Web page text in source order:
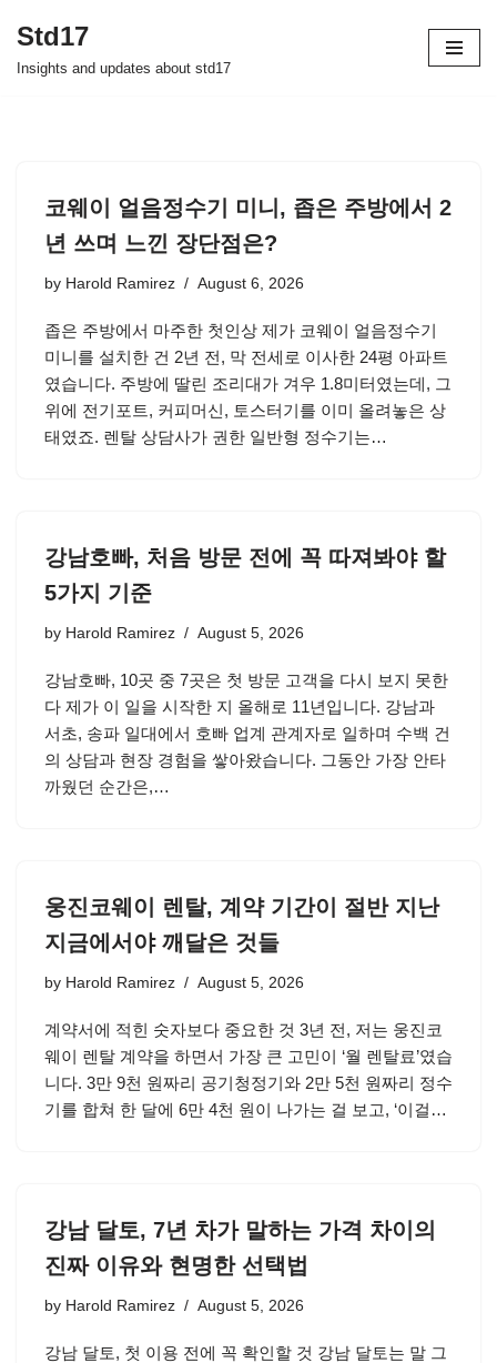
Skip
Std17
Insights and updates about std17
코웨이 얼음정수기 미니, 좁은 주방에서 2
년 쓰며 느낀 장단점은?
by Harold Ramirez August 6, 2026
좁은 주방에서 마주한 첫인상 제가 코웨이 얼음정수기
미니를 설치한 건 2년 전, 막 전세로 이사한 24평 아파트
였습니다. 주방에 딸린 조리대가 겨우 1.8미터였는데, 그
위에 전기포트, 커피머신, 토스터기를 이미 올려놓은 상
태였죠. 렌탈 상담사가 권한 일반형 정수기는…
강남호빠, 처음 방문 전에 꼭 따져봐야 할
5가지 기준
by Harold Ramirez August 5, 2026
강남호빠, 10곳 중 7곳은 첫 방문 고객을 다시 보지 못한
다 제가 이 일을 시작한 지 올해로 11년입니다. 강남과
서초, 송파 일대에서 호빠 업계 관계자로 일하며 수백 건
의 상담과 현장 경험을 쌓아왔습니다. 그동안 가장 안타
까웠던 순간은,…
웅진코웨이 렌탈, 계약 기간이 절반 지난
지금에서야 깨달은 것들
by Harold Ramirez August 5, 2026
계약서에 적힌 숫자보다 중요한 것 3년 전, 저는 웅진코
웨이 렌탈 계약을 하면서 가장 큰 고민이 ‘월 렌탈료’였습
니다. 3만 9천 원짜리 공기청정기와 2만 5천 원짜리 정수
기를 합쳐 한 달에 6만 4천 원이 나가는 걸 보고, ‘이걸…
강남 달토, 7년 차가 말하는 가격 차이의
진짜 이유와 현명한 선택법
by Harold Ramirez August 5, 2026
강남 달토, 첫 이용 전에 꼭 확인할 것 강남 달토는 말 그